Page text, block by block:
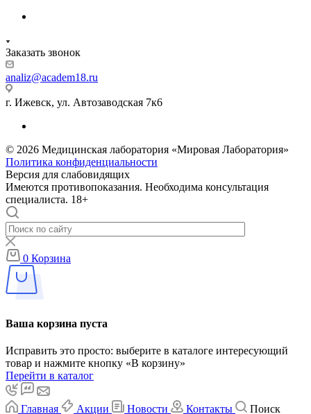
Заказать звонок
analiz@academ18.ru
г. Ижевск, ул. Автозаводская 7к6
© 2026 Медицинская лаборатория «Мировая Лаборатория»
Политика конфиденциальности
Версия для слабовидящих
Имеются противопоказания. Необходима консультация
специалиста. 18+
0 Корзина
Ваша корзина пуста
Исправить это просто: выберите в каталоге интересующий
товар и нажмите кнопку «В корзину»
Перейти в каталог
Главная Акции Новости Контакты Поиск